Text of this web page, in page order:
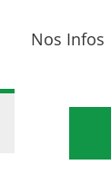
Nos Infos